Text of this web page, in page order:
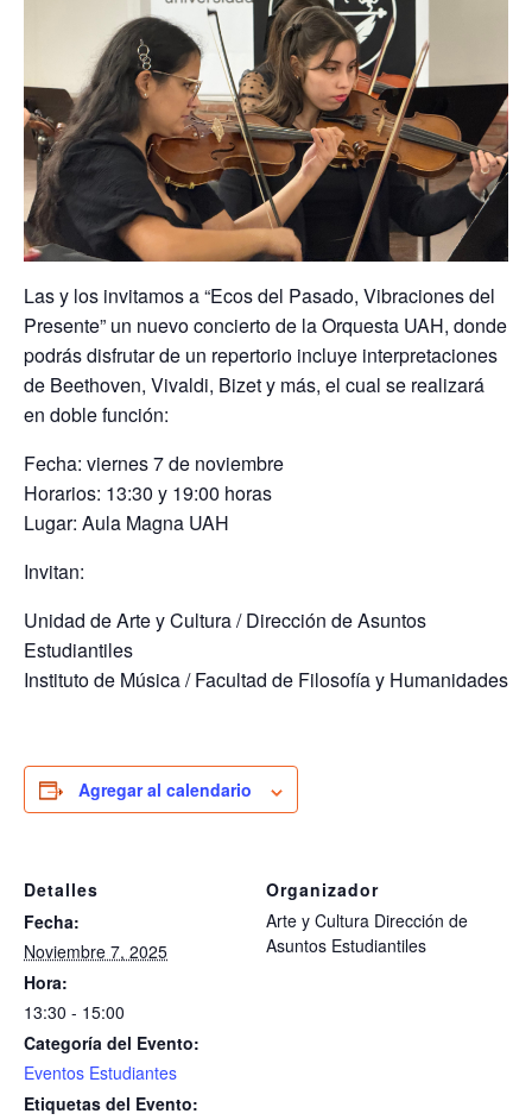
Las y los invitamos a “Ecos del Pasado, Vibraciones del
Presente” un nuevo concierto de la Orquesta UAH, donde
podrás disfrutar de un repertorio incluye interpretaciones
de Beethoven, Vivaldi, Bizet y más, el cual se realizará
en doble función:
Fecha: viernes 7 de noviembre
Horarios: 13:30 y 19:00 horas
Lugar: Aula Magna UAH
Invitan:
Unidad de Arte y Cultura / Dirección de Asuntos
Estudiantiles
Instituto de Música / Facultad de Filosofía y Humanidades
Agregar al calendario
Detalles
Fecha:
Noviembre 7, 2025
Hora:
13:30 - 15:00
Categoría del Evento:
Eventos Estudiantes
Etiquetas del Evento:
Organizador
Arte y Cultura Dirección de
Asuntos Estudiantiles